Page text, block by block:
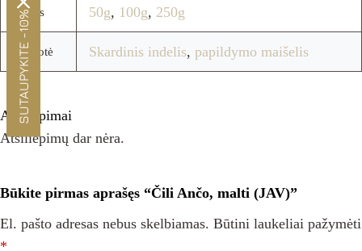
Svoris 50g, 100g, 250g
Pakuotė Skardinis indelis, papildymo maišelis
Atsiliepimai
Atsiliepimų dar nėra.
Būkite pirmas aprašęs “Čili Ančo, malti (JAV)”
El. pašto adresas nebus skelbiamas. Būtini laukeliai pažymėti
*
SUTAUPYKITE -10%